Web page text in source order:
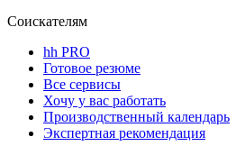
Соискателям
hh PRO
Готовое резюме
Все сервисы
Хочу у вас работать
Производственный календарь
Экспертная рекомендация